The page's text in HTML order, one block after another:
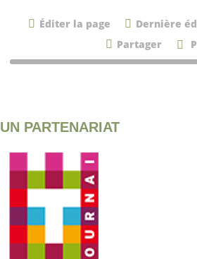
Éditer la page
Dernière
Partager
UN PARTENARIAT